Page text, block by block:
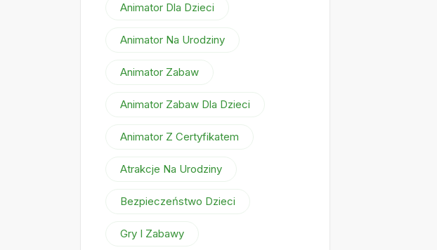
Animator Dla Dzieci
Animator Na Urodziny
Animator Zabaw
Animator Zabaw Dla Dzieci
Animator Z Certyfikatem
Atrakcje Na Urodziny
Bezpieczeństwo Dzieci
Gry I Zabawy